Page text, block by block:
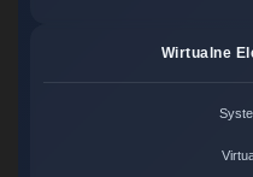
Wirtualne